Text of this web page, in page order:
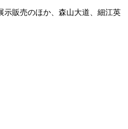
示販売のほか、森山大道、細江英